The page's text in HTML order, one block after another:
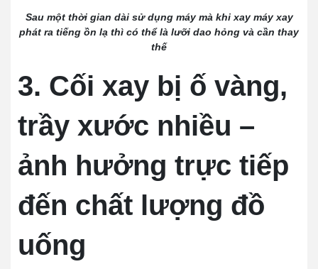
Sau một thời gian dài sử dụng máy mà khi xay máy xay
phát ra tiếng ồn lạ thì có thể là lưỡi dao hỏng và cần thay
thế
3. Cối xay bị ố vàng,
trầy xước nhiều –
ảnh hưởng trực tiếp
đến chất lượng đồ
uống